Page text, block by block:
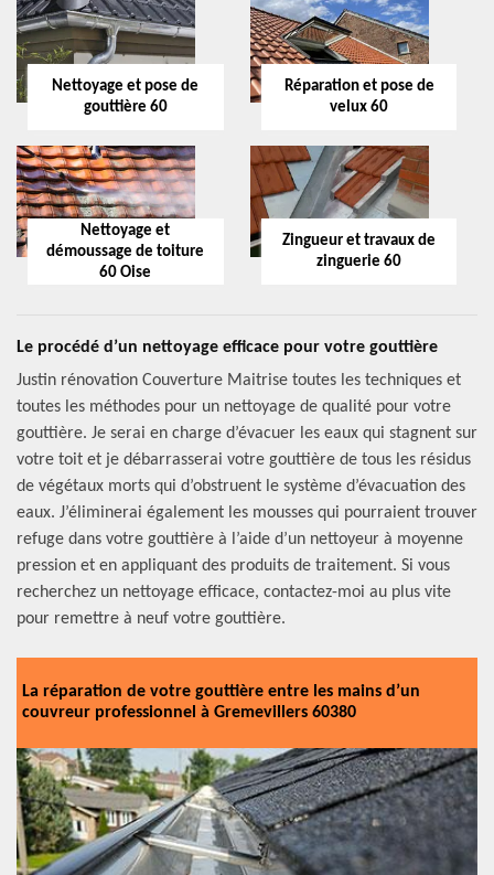
Nettoyage et pose de
gouttière 60
Réparation et pose de
velux 60
Nettoyage et
démoussage de toiture
60 Oise
Zingueur et travaux de
zinguerie 60
Le procédé d’un nettoyage efficace pour votre gouttière
Justin rénovation Couverture Maitrise toutes les techniques et
toutes les méthodes pour un nettoyage de qualité pour votre
gouttière. Je serai en charge d’évacuer les eaux qui stagnent sur
votre toit et je débarrasserai votre gouttière de tous les résidus
de végétaux morts qui d’obstruent le système d’évacuation des
eaux. J’éliminerai également les mousses qui pourraient trouver
refuge dans votre gouttière à l’aide d’un nettoyeur à moyenne
pression et en appliquant des produits de traitement. Si vous
recherchez un nettoyage efficace, contactez-moi au plus vite
pour remettre à neuf votre gouttière.
La réparation de votre gouttière entre les mains d’un
couvreur professionnel à Gremevillers 60380